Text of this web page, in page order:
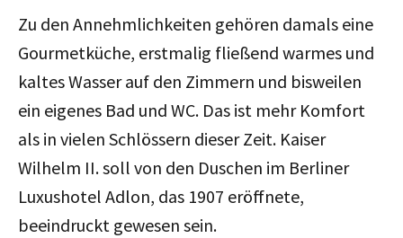
Zu den Annehmlichkeiten gehören damals eine
Gourmetküche, erstmalig fließend warmes und
kaltes Wasser auf den Zimmern und bisweilen
ein eigenes Bad und WC. Das ist mehr Komfort
als in vielen Schlössern dieser Zeit. Kaiser
Wilhelm II. soll von den Duschen im Berliner
Luxushotel Adlon, das 1907 eröffnete,
beeindruckt gewesen sein.